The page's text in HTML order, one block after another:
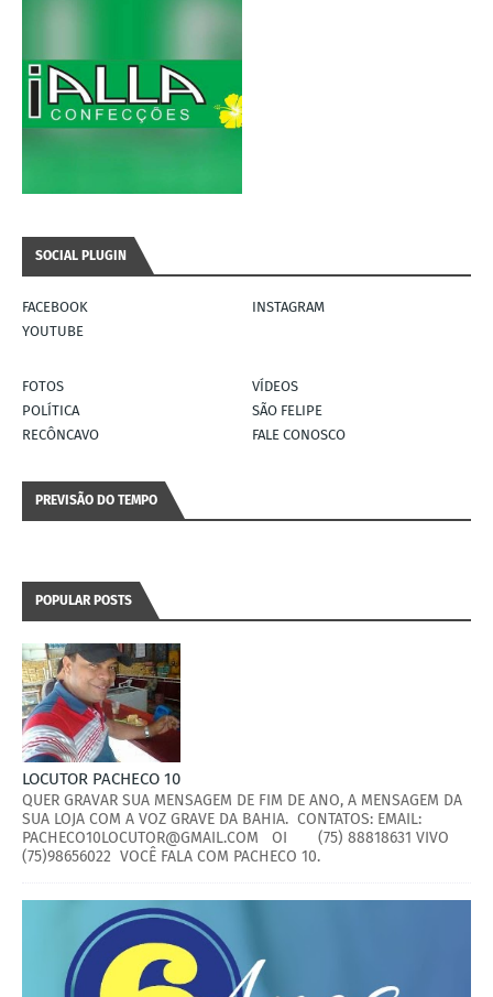
SOCIAL PLUGIN
FACEBOOK
INSTAGRAM
YOUTUBE
FOTOS
VÍDEOS
POLÍTICA
SÃO FELIPE
RECÔNCAVO
FALE CONOSCO
PREVISÃO DO TEMPO
POPULAR POSTS
LOCUTOR PACHECO 10
QUER GRAVAR SUA MENSAGEM DE FIM DE ANO, A MENSAGEM DA
SUA LOJA COM A VOZ GRAVE DA BAHIA. CONTATOS: EMAIL:
PACHECO10LOCUTOR@GMAIL.COM OI (75) 88818631 VIVO
(75)98656022 VOCÊ FALA COM PACHECO 10.